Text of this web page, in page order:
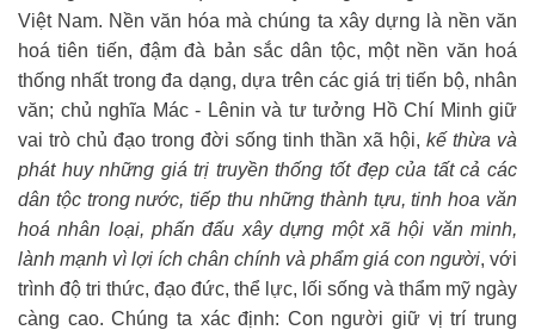
Việt Nam. Nền văn hóa mà chúng ta xây dựng là nền văn
hoá tiên tiến, đậm đà bản sắc dân tộc, một nền văn hoá
thống nhất trong đa dạng, dựa trên các giá trị tiến bộ, nhân
văn; chủ nghĩa Mác - Lênin và tư tưởng Hồ Chí Minh giữ
vai trò chủ đạo trong đời sống tinh thần xã hội, kế thừa và
phát huy những giá trị truyền thống tốt đẹp của tất cả các
dân tộc trong nước, tiếp thu những thành tựu, tinh hoa văn
hoá nhân loại, phấn đấu xây dựng một xã hội văn minh,
lành mạnh vì lợi ích chân chính và phẩm giá con người, với
trình độ tri thức, đạo đức, thể lực, lối sống và thẩm mỹ ngày
càng cao. Chúng ta xác định: Con người giữ vị trí trung